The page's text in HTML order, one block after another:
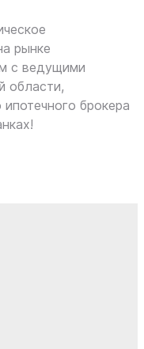
рынке
с ведущими
области,
брокера